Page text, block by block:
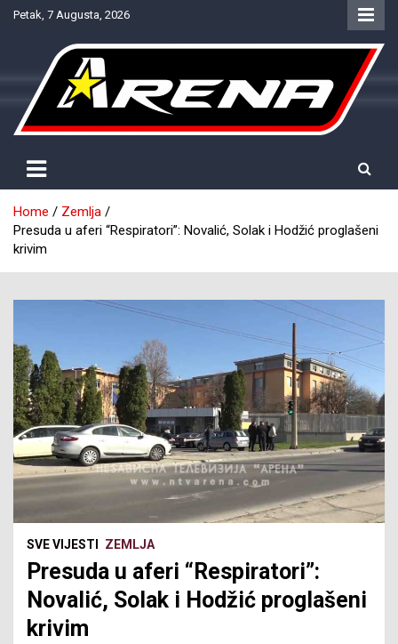
SkipPetak, 7 Augusta, 2026
NTV Arena
Home
Zemlja
Presuda u aferi “Respiratori”: Novalić, Solak i Hodžić proglašeni
krivim
SVE VIJESTI ZEMLJA
Presuda u aferi “Respiratori”:
Novalić, Solak i Hodžić proglašeni
krivim